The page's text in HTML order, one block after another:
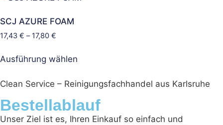
SCJ AZURE FOAM
17,43 € –17,80 €
Ausführung wählen
Clean Service – Reinigungsfachhandel aus Karlsruhe
Bestellablauf
Unser Ziel ist es, Ihren Einkauf so einfach und